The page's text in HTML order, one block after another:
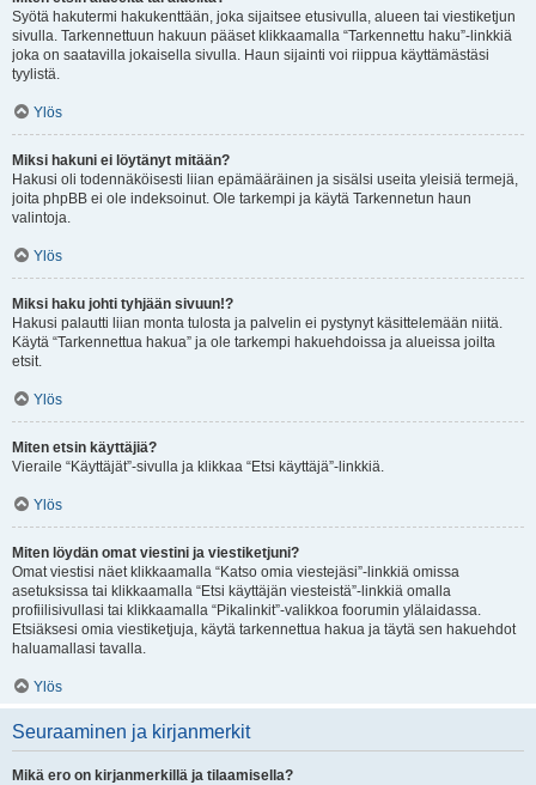
Syötä hakutermi hakukenttään, joka sijaitsee etusivulla, alueen tai viestiketjun
sivulla. Tarkennettuun hakuun pääset klikkaamalla “Tarkennettu haku”-linkkiä
joka on saatavilla jokaisella sivulla. Haun sijainti voi riippua käyttämästäsi
tyylistä.
Ylös
Miksi hakuni ei löytänyt mitään?
Hakusi oli todennäköisesti liian epämääräinen ja sisälsi useita yleisiä termejä,
joita phpBB ei ole indeksoinut. Ole tarkempi ja käytä Tarkennetun haun
valintoja.
Ylös
Miksi haku johti tyhjään sivuun!?
Hakusi palautti liian monta tulosta ja palvelin ei pystynyt käsittelemään niitä.
Käytä “Tarkennettua hakua” ja ole tarkempi hakuehdoissa ja alueissa joilta
etsit.
Ylös
Miten etsin käyttäjiä?
Vieraile “Käyttäjät”-sivulla ja klikkaa “Etsi käyttäjä”-linkkiä.
Ylös
Miten löydän omat viestini ja viestiketjuni?
Omat viestisi näet klikkaamalla “Katso omia viestejäsi”-linkkiä omissa
asetuksissa tai klikkaamalla “Etsi käyttäjän viesteistä”-linkkiä omalla
profiilisivullasi tai klikkaamalla “Pikalinkit”-valikkoa foorumin ylälaidassa.
Etsiäksesi omia viestiketjuja, käytä tarkennettua hakua ja täytä sen hakuehdot
haluamallasi tavalla.
Ylös
Seuraaminen ja kirjanmerkit
Mikä ero on kirjanmerkillä ja tilaamisella?